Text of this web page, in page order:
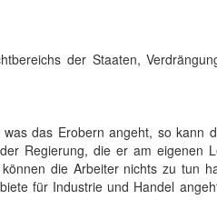
der Staaten,
das Erobern angeht, so kann
Regierung, die er am eigenen
die Arbeiter nichts zu tun
für Industrie und Handel